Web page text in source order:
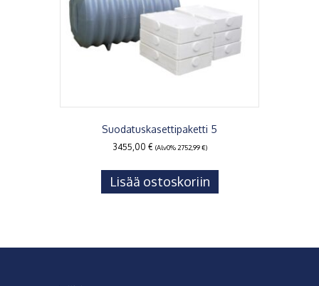
Suodatuskasettipaketti 5
3455,00 € (Alv0% 2752,99€)
Lisää ostoskoriin